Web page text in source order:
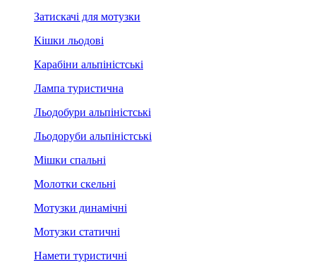
Затискачі для мотузки
Кішки льодові
Карабіни альпіністські
Лампа туристична
Льодобури альпіністські
Льодоруби альпіністські
Мішки спальні
Молотки скельні
Мотузки динамічні
Мотузки статичні
Намети туристичні